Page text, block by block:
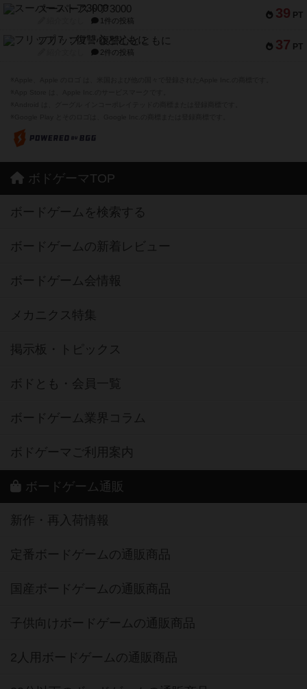
39 PT
スーパーストア3000
1件の投稿
37 PT
フリップ７：復讐心とともに
2件の投稿
ボドゲーマTOP
ボードゲームを検索する
ボードゲームの新着レビュー
ボードゲーム会情報
メカニクス特集
掲示板・トピックス
ボドとも・会員一覧
ボードゲーム業界コラム
ボドゲーマご利用案内
ボードゲーム通販
新作・再入荷情報
定番ボードゲームの通販商品
国産ボードゲームの通販商品
子供向けボードゲームの通販商品
2人用ボードゲームの通販商品